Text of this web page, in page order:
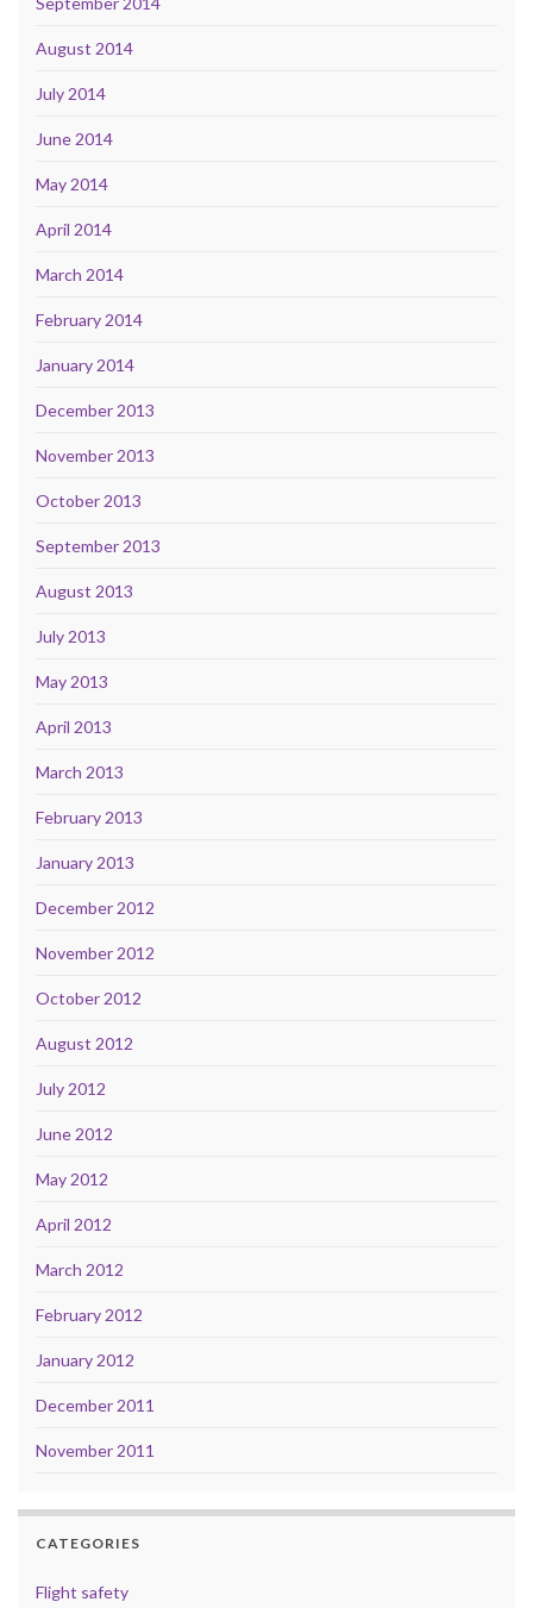
August 2014
July 2014
June 2014
May 2014
April 2014
March 2014
February 2014
January 2014
December 2013
November 2013
October 2013
September 2013
August 2013
July 2013
May 2013
April 2013
March 2013
February 2013
January 2013
December 2012
November 2012
October 2012
August 2012
July 2012
June 2012
May 2012
April 2012
March 2012
February 2012
January 2012
December 2011
November 2011
CATEGORIES
Flight safety